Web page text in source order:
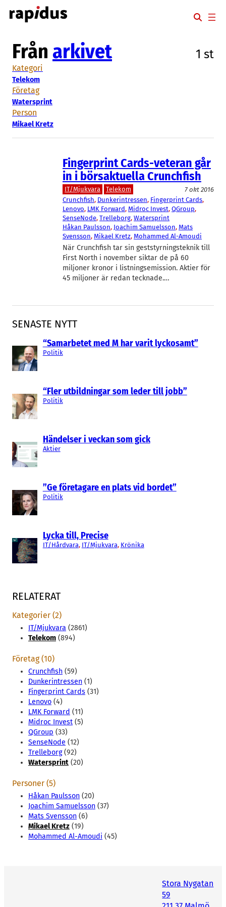
Hoppa
till
SENASTE NYTT
“Samarbetet med M har varit lyckosamt”
Politik
“Fler utbildningar som leder till jobb”
Politik
Händelser i veckan som gick
Aktier
”Ge företagare en plats vid bordet”
Politik
Lycka till, Precise
IT/Hårdvara, IT/Mjukvara, Krönika
Från arkivet 1 st
Kategori
Telekom
Företag
Watersprint
Person
Mikael Kretz
Fingerprint Cards-veteran går
in i börsaktuella Crunchfish
IT/Mjukvara Telekom
7 okt 2016
Crunchfish, Dunkerintressen, Fingerprint Cards
Lenovo, LMK Forward, Midroc Invest, QGroup
SenseNode, Trelleborg, Watersprint
Håkan Paulsson, Joachim Samuelsson, Mats
Svensson, Mikael Kretz, Mohammed Al-Amoudi
När Crunchfish tar sin geststyrningsteknik till
First North i november siktar de på 60
miljoner kronor i listningsemission. Aktier för
45 miljoner är redan tecknade.…
RELATERAT
Kategorier (2)
IT/Mjukvara (2861)
Telekom (894)
Företag (10)
Crunchfish (59)
Dunkerintressen (1)
Fingerprint Cards (31)
Lenovo (4)
LMK Forward (11)
Midroc Invest (5)
QGroup (33)
SenseNode (12)
Trelleborg(92)
Watersprint (20)
Personer (5)
Håkan Paulsson (20)
Joachim Samuelsson (37)
Mats Svensson (6)
Mikael Kretz (19)
Mohammed Al-Amoudi (45)
Stora Nygatan
59